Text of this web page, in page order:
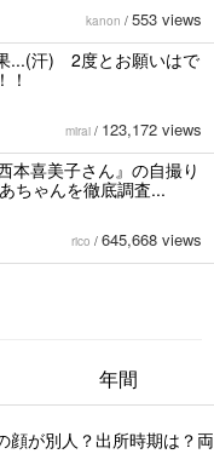
kanon / 553 views
...(汗) 2度とお願いはで
！
mirai / 123,172 views
本喜美子さん』の自撮り
ちゃんを徹底調査...
rico / 645,668 views
年間
顔が別人？出所時期は？両